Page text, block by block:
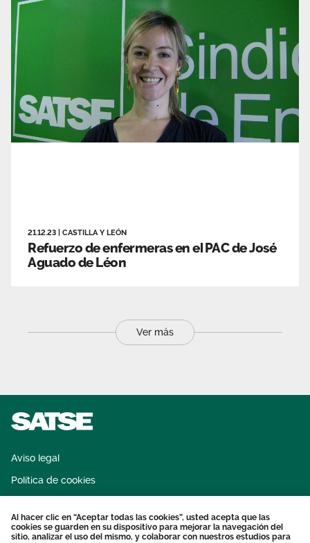
21.12.23 CASTILLA Y LEÓN
Refuerzo de enfermeras en el PAC de José
Aguado de Léon
Ver más
Aviso legal
Política de cookies
Protección datos personales
Al hacer clic en “Aceptar todas las cookies”, usted acepta que las
cookies se guarden en su dispositivo para mejorar la navegación del
sitio, analizar el uso del mismo, y colaborar con nuestros estudios para